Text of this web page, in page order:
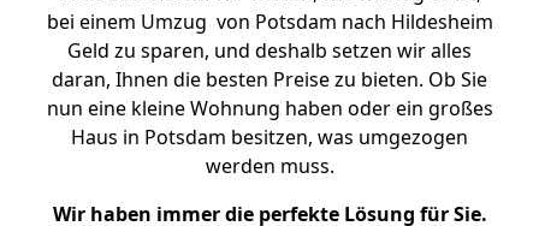
bei einem Umzug von Potsdam nach Hildesheim
Geld zu sparen, und deshalb setzen wir alles
daran, Ihnen die besten Preise zu bieten. Ob Sie
nun eine kleine Wohnung haben oder ein großes
Haus in Potsdam besitzen, was umgezogen
werden muss.
Wir haben immer die perfekte Lösung für Sie.